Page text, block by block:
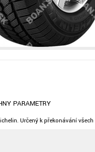
PARAMETRY
Určený k překonávání